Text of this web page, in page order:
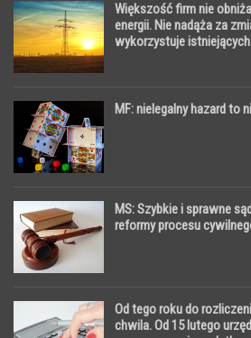
Większość firm nie
energii. Nie nadąża za
wykorzystuje
MF: nielegalny hazard to
MS: Szybkie i sprawne
reformy procesu
Od tego roku do
chwila. Od 15 lutego